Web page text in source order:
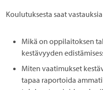
Koulutuksesta saat
Mikä on oppilaitoksen
kestävyyden
Miten vaatimukset
tapaa raportoida